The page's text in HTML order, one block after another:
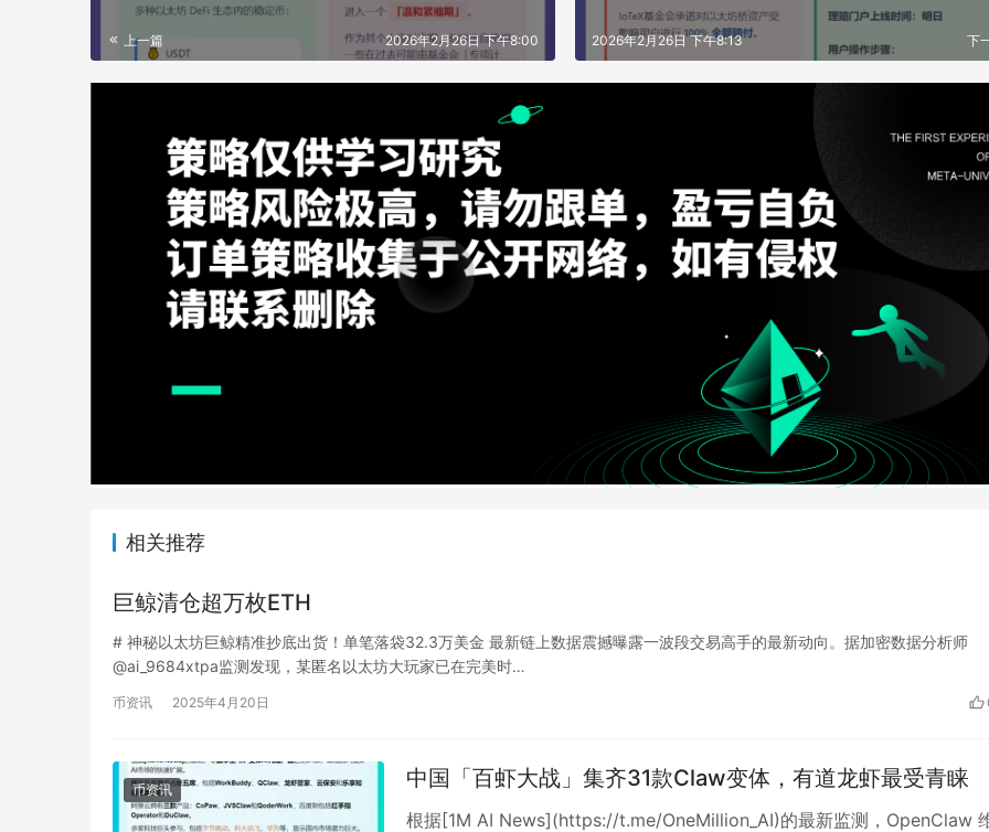
上一篇 2026年2月26日 下午8:00 下
2026年2月26日 下午8:13
相关推荐
巨鲸清仓超万枚ETH
# 神秘以太坊巨鲸精准抄底出货！单笔落袋32.3万美金 最新链上数据震撼曝露一波段交易高手的最新动向。据加密数据分析师
@ai_9684xtpa监测发现，某匿名以太坊大玩家已在完美时…
币资讯 2025年4月20日
币资讯 中国「百虾大战」集齐31款Claw变体，有道龙虾最受青睐
根据[1M AI News](https://t.me/OneMillion_AI)的最新监测，OpenClaw